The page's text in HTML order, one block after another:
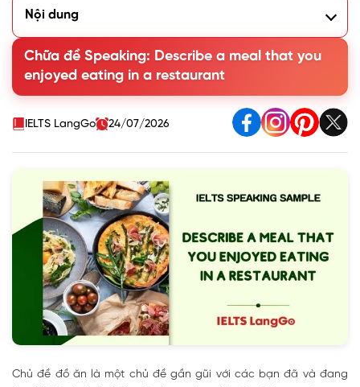
Nội dung
restaurant Cue card
2. Bài mẫu Describe a meal that you enjoyed eating in a
restaurant Part 2
3. Part 3 Describe a meal that you enjoyed eating in a
Chữa đề Speaking: Describe a meal that you
enjoyed eating in a restaurant
IELTS LangGo 24/07/2026
Chủ đề đồ ăn là một chủ đề gần gũi với các bạn đã và đang